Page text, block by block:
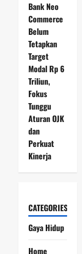
Bank Neo
Commerce
Belum
Tetapkan
Target
Modal Rp 6
Triliun,
Fokus
Tunggu
Aturan OJK
dan
Perkuat
Kinerja
CATEGORIES
Gaya Hidup
Home